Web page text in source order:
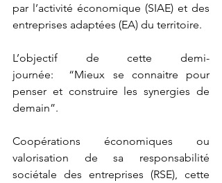
par l’activité économique (SIAE) et des
entreprises adaptées (EA) du territoire.
L’objectif de cette demi-
journée:  “Mieux se connaitre pour
penser et construire les synergies de
demain”.
Coopérations économiques ou
valorisation de sa responsabilité
sociétale des entreprises (RSE), cette